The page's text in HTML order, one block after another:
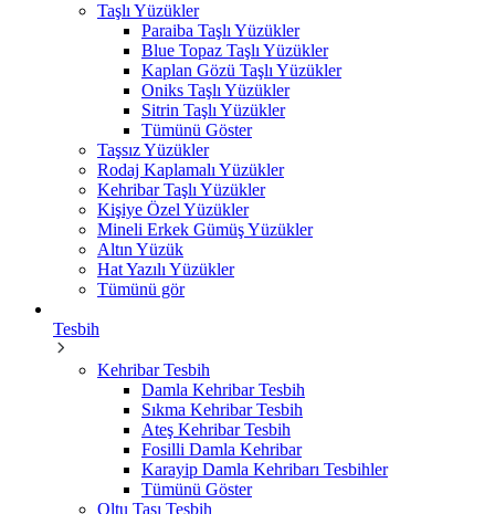
Taşlı Yüzükler
Paraiba Taşlı Yüzükler
Blue Topaz Taşlı Yüzükler
Kaplan Gözü Taşlı Yüzükler
Oniks Taşlı Yüzükler
Sitrin Taşlı Yüzükler
Tümünü Göster
Taşsız Yüzükler
Rodaj Kaplamalı Yüzükler
Kehribar Taşlı Yüzükler
Kişiye Özel Yüzükler
Mineli Erkek Gümüş Yüzükler
Altın Yüzük
Hat Yazılı Yüzükler
Tümünü gör
Tesbih
Kehribar Tesbih
Damla Kehribar Tesbih
Sıkma Kehribar Tesbih
Ateş Kehribar Tesbih
Fosilli Damla Kehribar
Karayip Damla Kehribarı Tesbihler
Tümünü Göster
Oltu Taşı Tesbih